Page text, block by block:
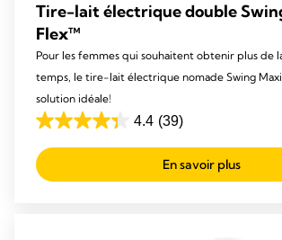
Tire-lait électrique double
Flex™
Pour les femmes qui souhaitent obtenir plus de
temps, le tire-lait électrique nomade Swing
solution idéale!
4.4 (39)
4.4
out
of
En savoir plus